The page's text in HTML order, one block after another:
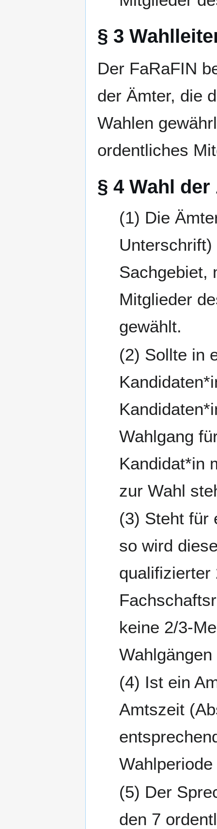
§ 3
Der FaRaFIN
der Ämter, die
Wahlen
ordentliches
§ 4 Wahl
Die
Sachgebiet,
Mitglieder
gewählt.
Sollte in
Wahlgang
Kandidat*in
zur Wahl
Steht für
so wird
qualifizierter
keine 2/3-
Ist ein
Amtszeit
Der
den 7